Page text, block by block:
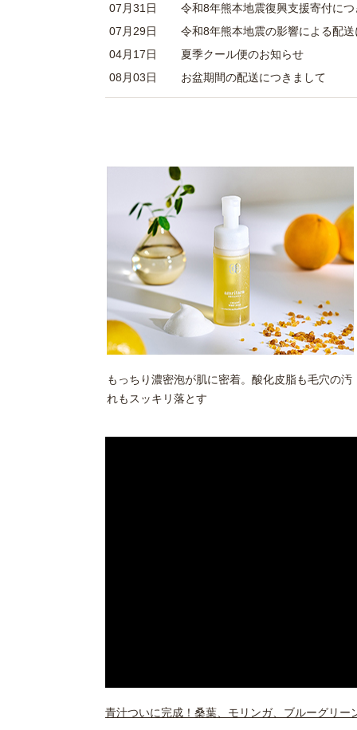
07月31日
令和8年熊本地震復興支援寄付に
07月29日
令和8年熊本地震の影響による配
04月17日
夏季クール便のお知らせ
08月03日
お盆期間の配送につきまして
もっちり濃密泡が肌に密着。酸化皮脂も毛穴の汚
れもスッキリ落とす
青汁ついに完成！桑葉、モリンガ、ブルーグリー